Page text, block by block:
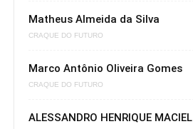
Matheus Almeida da Silva
CRAQUE DO FUTURO
Marco Antônio Oliveira Gomes
CRAQUE DO FUTURO
ALESSANDRO HENRIQUE MACIEL